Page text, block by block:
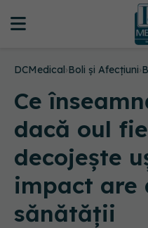
DCMedical›Boli și Afecțiuni›
Ce
dacă oul
decojește
impact are
sănătății